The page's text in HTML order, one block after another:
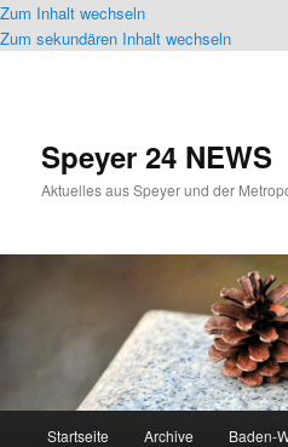
Zum Inhalt wechseln
Zum sekundären Inhalt wechseln
Speyer 24 NEWS
Aktuelles aus Speyer und der
Startseite Archive Baden-